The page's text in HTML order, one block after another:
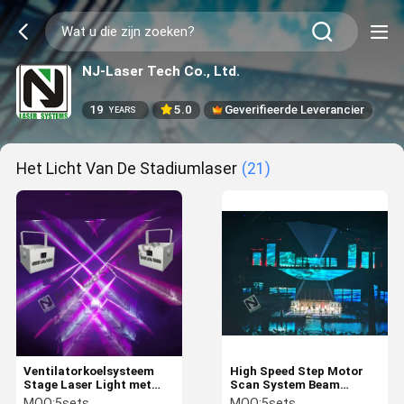
NJ-Laser Tech Co., Ltd.
19 YEARS 5.0 Geverifieerde Leverancier
Het Licht Van De Stadiumlaser (21)
Ventilatorkoelsysteem
Stage Laser Light met
±30° scanhoek en 15 kg
High Speed Step Motor
Scan System Beam
Moving Head Stage